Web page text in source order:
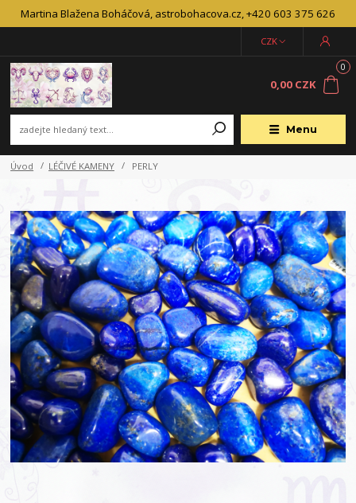
Martina Blažena Boháčová, astrobohacova.cz, +420 603 375 626
Menu
CZK
0
0,00 CZK
Úvod LÉČIVÉ KAMENY PERLY